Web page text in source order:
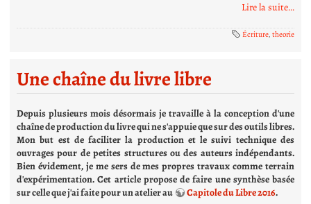
Lire la suite...
Écriture, theorie
Une chaîne du livre libre
Depuis plusieurs mois désormais je travaille à la conception d'une
chaîne de production du livre qui ne s'appuie que sur des outils libres.
Mon but est de faciliter la production et le suivi technique des
ouvrages pour de petites structures ou des auteurs indépendants.
Bien évidement, je me sers de mes propres travaux comme terrain
d'expérimentation. Cet article propose de faire une synthèse basée
sur celle que j'ai faite pour un atelier au
Capitole du Libre 2016.